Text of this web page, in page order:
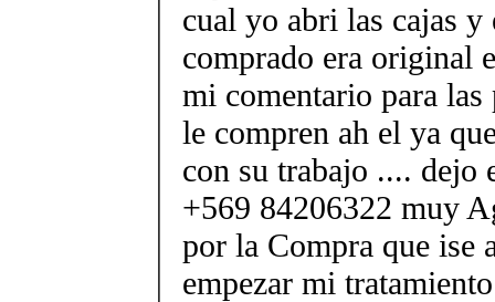
cual yo abri las cajas y
comprado era original
mi comentario para las
le compren ah el ya
con su trabajo .... dejo
+569 84206322 muy
por la Compra que ise
empezar mi